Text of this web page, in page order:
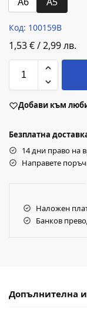
Код: 100159B
1,53€/2,99лв.
Добави към
Безплатна
14 дни право на
Направете
Наложен
Банков
Допълнителна